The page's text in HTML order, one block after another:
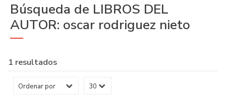
Búsqueda de LIBROS DEL
AUTOR: oscar rodriguez nieto
1 resultados